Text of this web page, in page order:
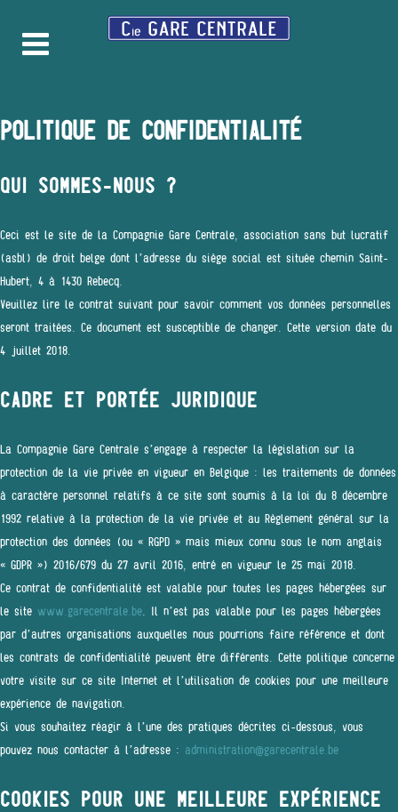
POLITIQUE DE CONFIDENTIALITÉ
QUI SOMMES-NOUS ?
Ceci est le site de la Compagnie Gare Centrale, association sans but lucratif
(asbl) de droit belge dont l’adresse du siège social est située chemin Saint-
Hubert, 4 à 1430 Rebecq.
Veuillez lire le contrat suivant pour savoir comment vos données personnelles
seront traitées. Ce document est susceptible de changer. Cette version date du
4 juillet 2018.
CADRE ET PORTÉE JURIDIQUE
La Compagnie Gare Centrale s’engage à respecter la législation sur la
protection de la vie privée en vigueur en Belgique : les traitements de données
à caractère personnel relatifs à ce site sont soumis à la loi du 8 décembre
1992 relative à la protection de la vie privée et au Règlement général sur la
protection des données (ou « RGPD » mais mieux connu sous le nom anglais
« GDPR ») 2016/679 du 27 avril 2016, entré en vigueur le 25 mai 2018.
Ce contrat de confidentialité est valable pour toutes les pages hébergées sur
le site www.garecentrale.be. Il n’est pas valable pour les pages hébergées
par d’autres organisations auxquelles nous pourrions faire référence et dont
les contrats de confidentialité peuvent être différents. Cette politique concerne
votre visite sur ce site Internet et l’utilisation de cookies pour une meilleure
expérience de navigation.
Si vous souhaitez réagir à l’une des pratiques décrites ci-dessous, vous
pouvez nous contacter à l’adresse : administration@garecentrale.be
COOKIES POUR UNE MEILLEURE EXPÉRIENCE